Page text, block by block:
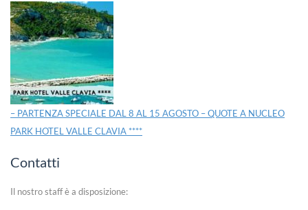
– PARTENZA SPECIALE DAL 8 AL 15 AGOSTO – QUOTE A NUCLEO
PARK HOTEL VALLE CLAVIA ****
Contatti
Il nostro staff è a disposizione: